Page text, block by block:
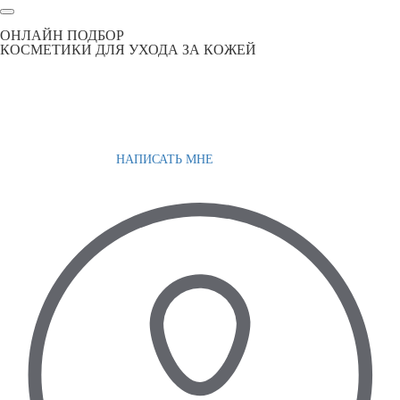
ОНЛАЙН ПОДБОР
КОСМЕТИКИ ДЛЯ УХОДА ЗА КОЖЕЙ
НАПИСАТЬ МНЕ